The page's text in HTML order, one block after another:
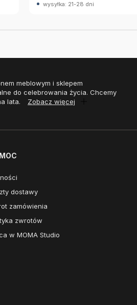
wysyłka: 21-28 dni
meblowym i sklepem
do celebrowania życia. Chcemy
lata.
Zobacz więcej
dostawy
zamówienia
zwrotów
w MOMA Studio